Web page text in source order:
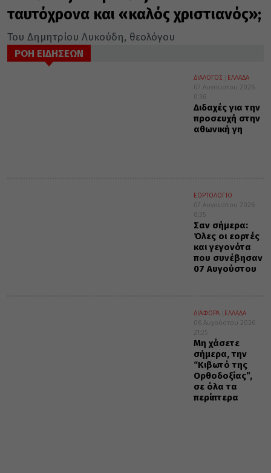
ταυτόχρονα και «καλός χριστιανός»;
Του Δημητρίου Λυκούδη, θεολόγου
ΡΟΗ ΕΙΔΗΣΕΩΝ
ΔΙΑΛΟΓΟΣ
ΕΛΛΑΔΑ
07 Αυγούστου 2026
0:36
Διδαχές για την
προσευχή στην
αθωνική γη
ΕΟΡΤΟΛΟΓΙΟ
07 Αυγούστου 2026
0:35
Σαν σήμερα:
Όλες οι εορτές
και γεγονότα
που συνέβησαν
07 Αυγούστου
ΔΙΑΦΟΡΑ
ΕΛΛΑΔΑ
06 Αυγούστου 2026
21:25
Μη χάσετε
σήμερα, την
“Κιβωτό της
Ορθοδοξίας”,
σε όλα τα
περίπτερα